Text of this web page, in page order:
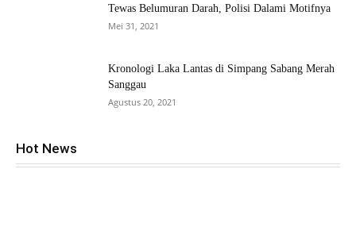
Tewas Belumuran Darah, Polisi Dalami Motifnya
Mei 31, 2021
Kronologi Laka Lantas di Simpang Sabang Merah
Sanggau
Agustus 20, 2021
Hot News